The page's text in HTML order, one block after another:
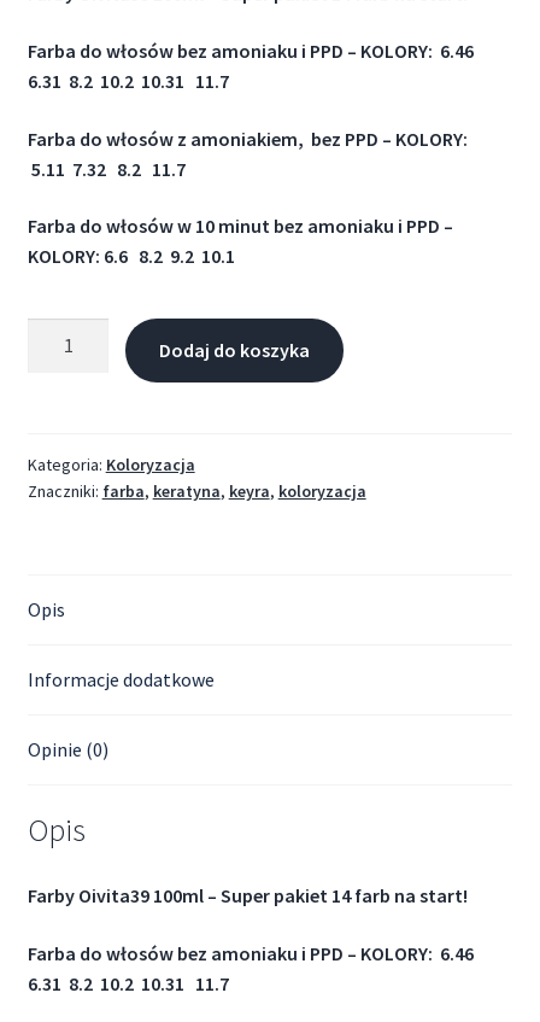
Farba do włosów bez amoniaku i PPD – KOLORY: 6.46
6.31 8.2 10.2 10.31 11.7
Farba do włosów z amoniakiem, bez PPD – KOLORY:
5.11 7.32 8.2 11.7
Farba do włosów w 10 minut bez amoniaku i PPD –
KOLORY: 6.6 8.2 9.2 10.1
Dodaj do koszyka
Kategoria: Koloryzacja
Znaczniki: farba, keratyna, keyra, koloryzacja
Opis
Informacje dodatkowe
Opinie (0)
Opis
Farby Oivita39 100ml – Super pakiet 14 farb na start!
Farba do włosów bez amoniaku i PPD – KOLORY: 6.46
6.31 8.2 10.2 10.31 11.7